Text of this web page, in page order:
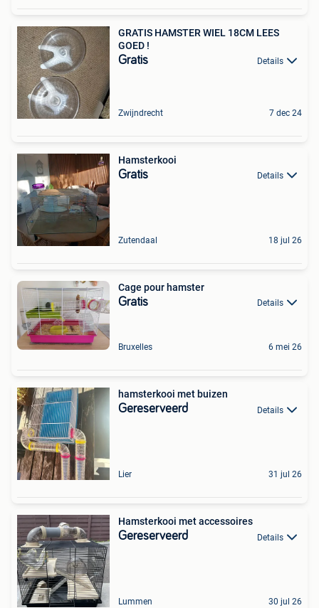
GRATIS HAMSTER WIEL 18CM LEES
GOED !
Gratis Details
Zwijndrecht 7 dec 24
Hamsterkooi
Gratis Details
Zutendaal 18 jul 26
Cage pour hamster
Gratis Details
Bruxelles 6 mei 26
hamsterkooi met buizen
Gereserveerd Details
Lier 31 jul 26
Hamsterkooi met accessoires
Gereserveerd Details
Lummen 30 jul 26